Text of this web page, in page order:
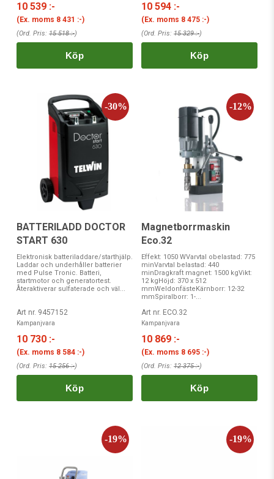
10 539 :-
(Ex. moms 8 431 :-)
(Ord. Pris: 15 518 :-)
Köp
10 594 :-
(Ex. moms 8 475 :-)
(Ord. Pris: 15 329 :-)
Köp
BATTERILADD DOCTOR
START 630
Elektronisk batteriladdare/starthjälp.
Laddar och underhåller batterier
med Pulse Tronic. Batteri,
startmotor och generatortest.
Återaktiverar sulfaterade och väl...
Art nr. 9457152
Kampanjvara
10 730 :-
(Ex. moms 8 584 :-)
(Ord. Pris: 15 256 :-)
Köp
Magnetborrmaskin
Eco.32
Effekt: 1050 WVarvtal obelastad: 775
minVarvtal belastad: 440
minDragkraft magnet: 1500 kgVikt:
12 kgHöjd: 370 x 512
mmWeldonfästeKärnborr: 12-32
mmSpiralborr: 1-...
Art nr. ECO.32
Kampanjvara
10 869 :-
(Ex. moms 8 695 :-)
(Ord. Pris: 12 375 :-)
Köp